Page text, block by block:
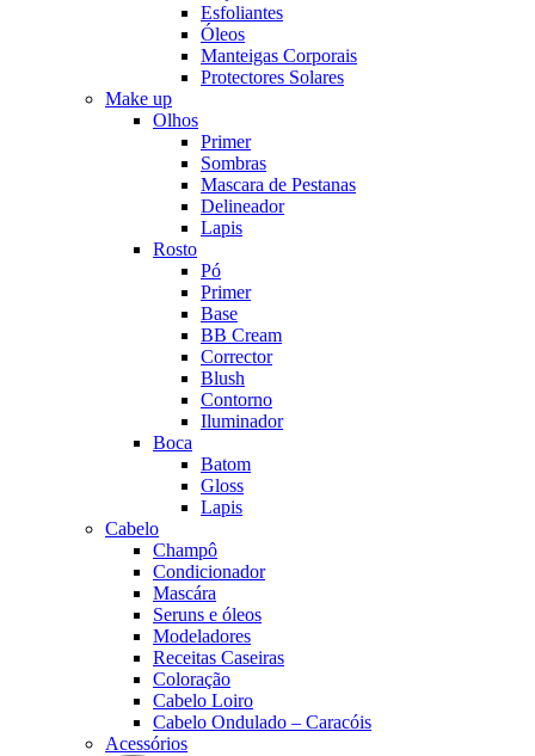
Esfoliantes
Óleos
Manteigas Corporais
Protectores Solares
Make up
Olhos
Primer
Sombras
Mascara de Pestanas
Delineador
Lapis
Rosto
Pó
Primer
Base
BB Cream
Corrector
Blush
Contorno
Iluminador
Boca
Batom
Gloss
Lapis
Cabelo
Champô
Condicionador
Mascára
Seruns e óleos
Modeladores
Receitas Caseiras
Coloração
Cabelo Loiro
Cabelo Ondulado – Caracóis
Acessórios